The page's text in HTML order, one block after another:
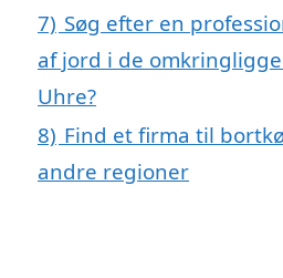
7) Søg efter en
af jord i de
Uhre?
8) Find et firma til
andre regioner